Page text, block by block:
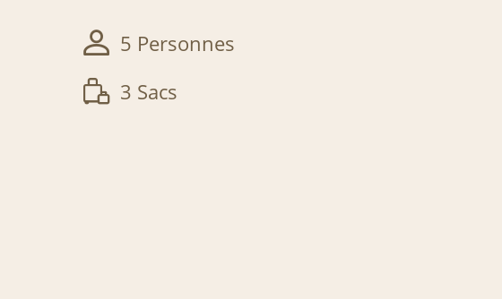
5 Personnes
3 Sacs